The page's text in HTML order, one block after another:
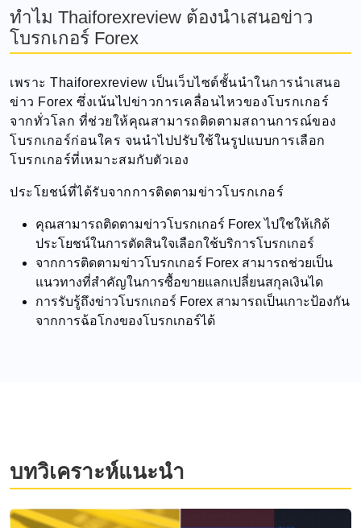
ทำไม Thaiforexreview ต้องนำเสนอข่าว
โบรกเกอร์ Forex
เพราะ Thaiforexreview เป็นเว็บไซต์ชั้นนำในการนำเสนอ
ข่าว Forex ซึ่งเน้นไปข่าวการเคลื่อนไหวของโบรกเกอร์
จากทั่วโลก ที่ช่วยให้คุณสามารถติดตามสถานการณ์ของ
โบรกเกอร์ก่อนใคร จนนำไปปรับใช้ในรูปแบบการเลือก
โบรกเกอร์ที่เหมาะสมกับตัวเอง
ประโยชน์ที่ได้รับจากการติดตามข่าวโบรกเกอร์
คุณสามารถติดตามข่าวโบรกเกอร์ Forex ไปใชให้เกิด้
ประโยชน์ในการตัดสินใจเลือกใช้บริการโบรกเกอร์
จากการติดตามข่าวโบรกเกอร์ Forex สามารถช่วยเป็น
แนวทางที่สำคัญในการซื้อขายแลกเปลี่ยนสกุลเงินได
การรับรู้ถึงข่าวโบรกเกอร์ Forex สามารถเป็นเกาะป้องกัน
จากการฉ้อโกงของโบรกเกอร์ได้
บทวิเคราะห์แนะนำ